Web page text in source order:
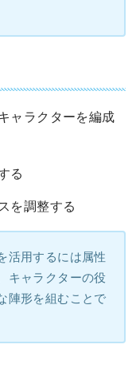
ャラクターを編成
る
を調整する
活用するには属性
キャラクターの役
陣形を組むことで